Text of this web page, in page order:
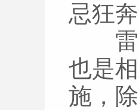
忌狂
雷电
也是
施，